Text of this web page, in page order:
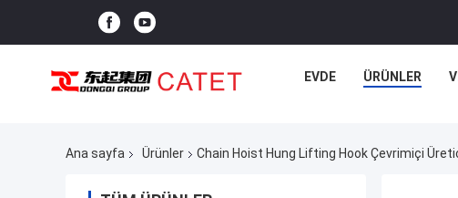
EVDE ÜRÜNLER
Ana sayfa Ürünler Chain Hoist Hung Lifting Hook Çevrimiçi